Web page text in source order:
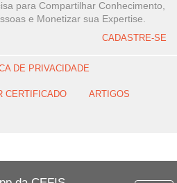
para Compartilhar Conhecimento,
e Monetizar sua Expertise.
CADASTRE-SE
DE PRIVACIDADE
CERTIFICADO ARTIGOS